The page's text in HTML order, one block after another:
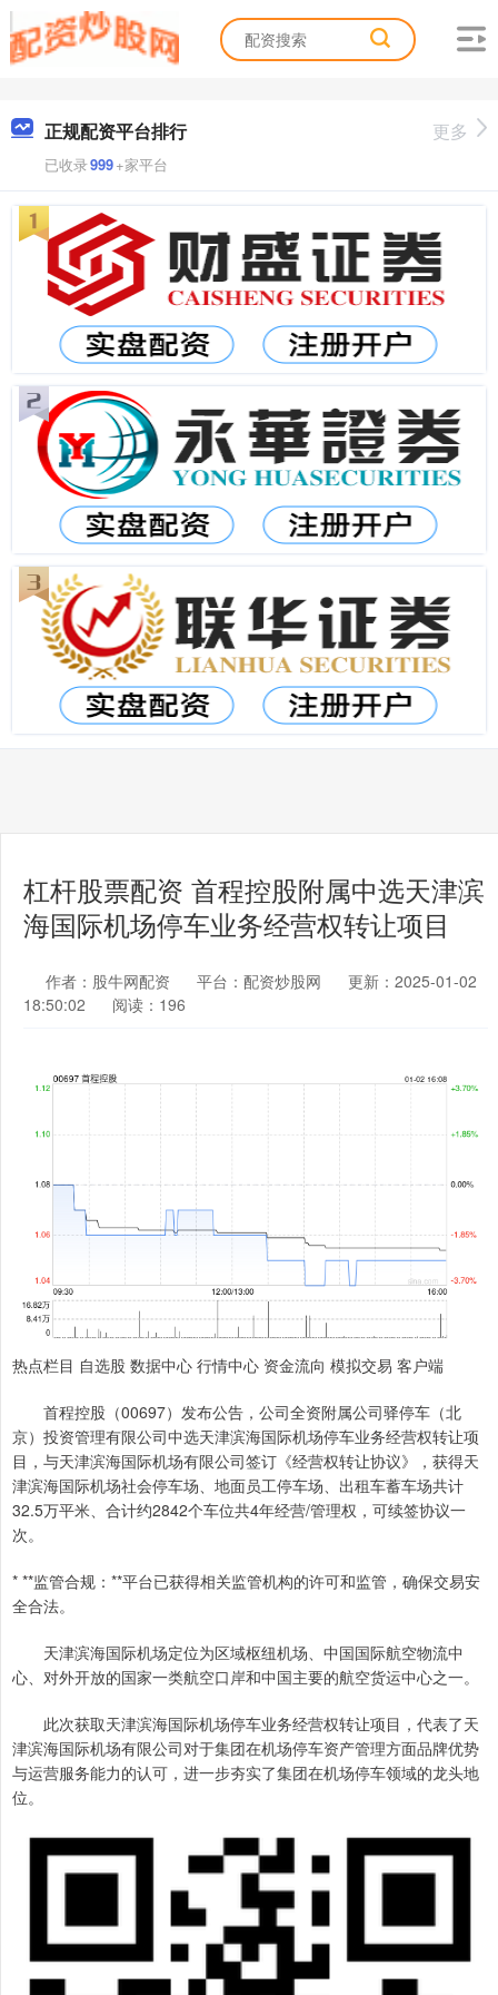
正规配资平台排行
已收录999+家平台
更多
杠杆股票配资 首程控股附属中选天津滨
海国际机场停车业务经营权转让项目
作者：股牛网配资 平台：配资炒股网
更新：2025-01-02
18:50:02
阅读：196
热点栏目 自选股 数据中心 行情中心 资金流向 模拟交易 客户端
首程控股（00697）发布公告，公司全资附属公司驿停车（北
京）投资管理有限公司中选天津滨海国际机场停车业务经营权转让项
目，与天津滨海国际机场有限公司签订《经营权转让协议》，获得天
津滨海国际机场社会停车场、地面员工停车场、出租车蓄车场共计
32.5万平米、合计约2842个车位共4年经营/管理权，可续签协议一
次。
* **监管合规：**平台已获得相关监管机构的许可和监管，确保交易安
全合法。
天津滨海国际机场定位为区域枢纽机场、中国国际航空物流中
心、对外开放的国家一类航空口岸和中国主要的航空货运中心之一。
此次获取天津滨海国际机场停车业务经营权转让项目，代表了天
津滨海国际机场有限公司对于集团在机场停车资产管理方面品牌优势
与运营服务能力的认可，进一步夯实了集团在机场停车领域的龙头地
位。